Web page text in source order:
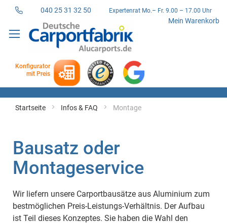
040 25 31 32 50 Expertenrat Mo.– Fr. 9.00 – 17.00 Uhr
Mein Warenkorb
zum
Konfigurator
mit Preis
Startseite Infos & FAQ Montage
Bausatz oder
Montageservice
Wir liefern unsere Carportbausätze aus Aluminium zum
bestmöglichen Preis-Leistungs-Verhältnis. Der Aufbau
ist Teil dieses Konzeptes. Sie haben die Wahl den